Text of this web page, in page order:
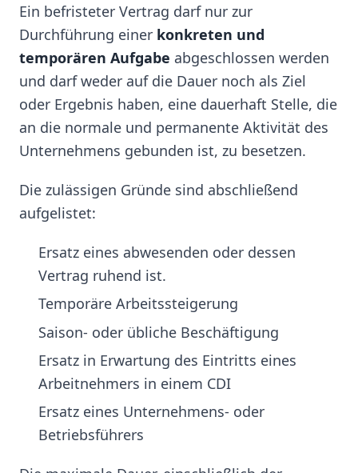
Ein befristeter Vertrag darf nur zur
Durchführung einer konkreten und
temporären Aufgabe abgeschlossen werden
und darf weder auf die Dauer noch als Ziel
oder Ergebnis haben, eine dauerhaft Stelle, die
an die normale und permanente Aktivität des
Unternehmens gebunden ist, zu besetzen.
Die zulässigen Gründe sind abschließend
aufgelistet:
Ersatz eines abwesenden oder dessen
Vertrag ruhend ist.
Temporäre Arbeitssteigerung
Saison- oder übliche Beschäftigung
Ersatz in Erwartung des Eintritts eines
Arbeitnehmers in einem CDI
Ersatz eines Unternehmens- oder
Betriebsführers